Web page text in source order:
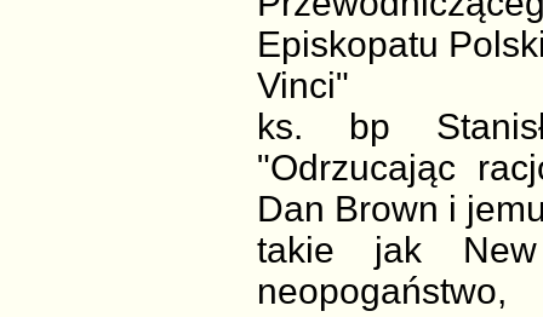
Episkopatu
Vinci"
ks. bp
"Odrzucając
Dan Brown i
takie jak New